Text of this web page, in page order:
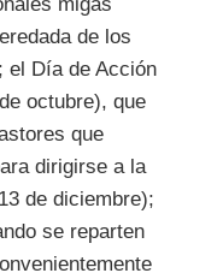
de los
el Día de Acción
octubre), que
que
dirigirse a la
de diciembre);
se reparten